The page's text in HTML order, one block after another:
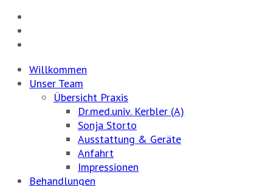
Willkommen
Unser Team
Übersicht Praxis
Dr.med.univ. Kerbler (A)
Sonja Storto
Ausstattung & Geräte
Anfahrt
Impressionen
Behandlungen